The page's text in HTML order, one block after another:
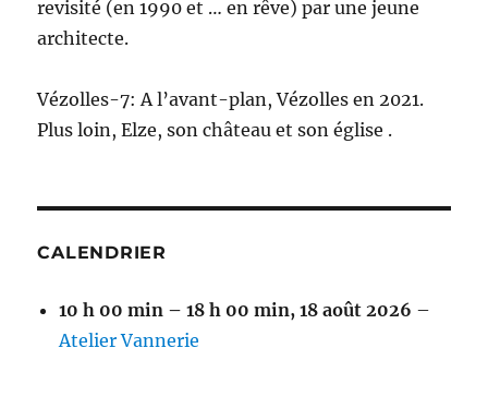
revisité (en 1990 et … en rêve) par une jeune
architecte.
Vézolles-7: A l’avant-plan, Vézolles en 2021.
Plus loin, Elze, son château et son église .
CALENDRIER
10 h 00 min – 18 h 00 min,18 août 2026 –
Atelier Vannerie